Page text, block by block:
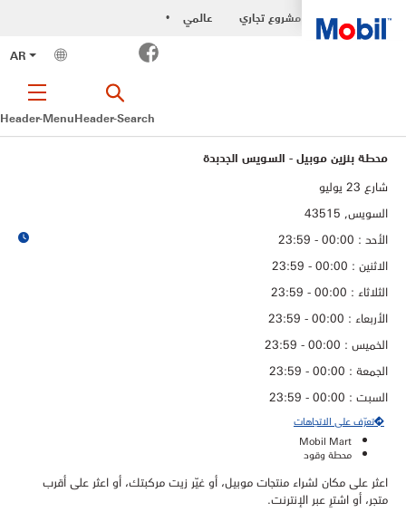
مشروع تجاري •
عالمي
AR
Facebook
Header-MenuHeader-Search
محطة بنزين موبيل - السويس الجدبدة
شارع 23 يوليو
السويس, 43515
الأحد : 00:00 - 23:59
الاثنين : 00:00 - 23:59
الثلاثاء : 00:00 - 23:59
الأربعاء : 00:00 - 23:59
الخميس : 00:00 - 23:59
الجمعة : 00:00 - 23:59
السبت : 00:00 - 23:59
تعرّف على الاتجاهات
Mobil Mart
محطة وقود
اعثر على مكان لشراء منتجات موبيل، أو غيّر زيت مركبتك، أو اعثر على أقرب
متجر، أو اشترِ عبر الإنترنت.